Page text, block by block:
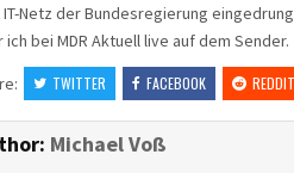
Netz der Bundesregierung
bei MDR Aktuell live auf dem Sender.
TWITTER FACEBOOK REDDIT
Michael Voß